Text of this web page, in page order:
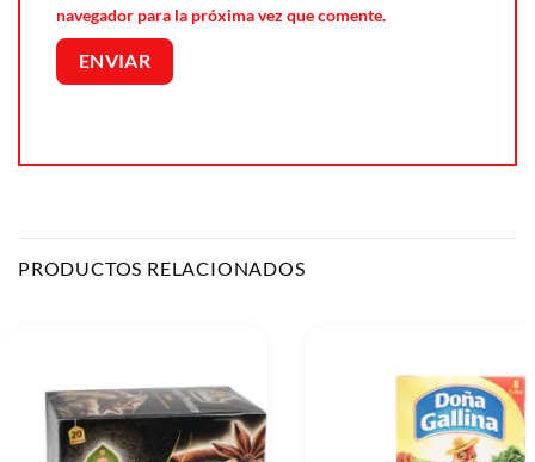
navegador para la próxima vez que comente.
PRODUCTOS RELACIONADOS